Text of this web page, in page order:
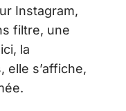
Instagram,
filtre, une
la
elle s’affiche,